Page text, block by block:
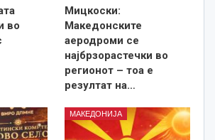
во
Мицкоски:
Македонските
аеродроми се
најбрзорастечки во
регионот – тоа е
резултат на…
МАКЕДОНИЈА